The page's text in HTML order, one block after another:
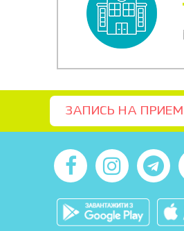
ЗАПИСЬ НА ПРИЕМ